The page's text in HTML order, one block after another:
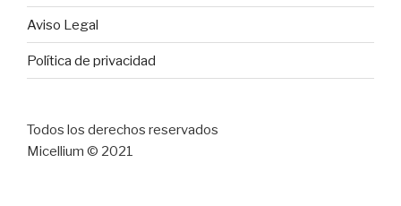
Aviso Legal
Política de privacidad
Todos los derechos reservados
Micellium © 2021